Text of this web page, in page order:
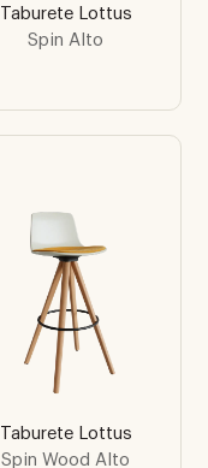
Taburete Lottus
Spin Alto
Taburete Lottus
Spin Wood Alto